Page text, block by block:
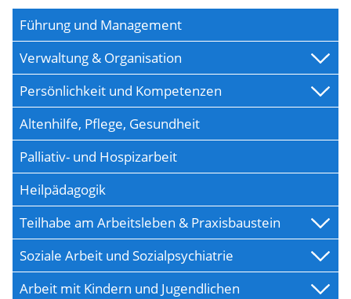
Führung und Management
Verwaltung & Organisation
Persönlichkeit und Kompetenzen
Altenhilfe, Pflege, Gesundheit
Palliativ- und Hospizarbeit
Heilpädagogik
Teilhabe am Arbeitsleben & Praxisbaustein
Soziale Arbeit und Sozialpsychiatrie
Arbeit mit Kindern und Jugendlichen